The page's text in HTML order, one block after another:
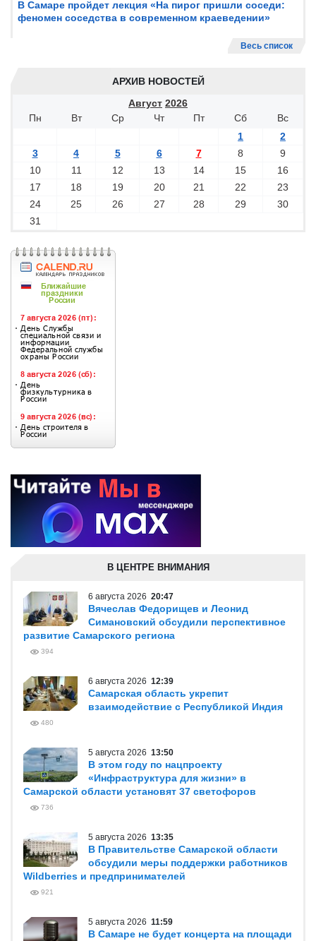
В Самаре пройдет лекция «На пирог пришли соседи:
феномен соседства в современном краеведении»
Весь список
АРХИВ НОВОСТЕЙ
Август 2026
Пн
Вт Ср Чт Пт Сб
Вс
1
2
3
4 5 6 7 8
9
10
11 12 13 14 15
16
17
18 19 20 21 22
23
24
25 26 27 28 29
30
31
В ЦЕНТРЕ ВНИМАНИЯ
6 августа 2026 20:47
Вячеслав Федорищев и Леонид
Симановский обсудили перспективное
развитие Самарского региона
394
6 августа 2026 12:39
Самарская область укрепит
взаимодействие с Республикой Индия
480
5 августа 2026 13:50
В этом году по нацпроекту
«Инфраструктура для жизни» в
Самарской области установят 37 светофоров
736
5 августа 2026 13:35
В Правительстве Самарской области
обсудили меры поддержки работников
Wildberries и предпринимателей
921
5 августа 2026 11:59
В Самаре не будет концерта на площади